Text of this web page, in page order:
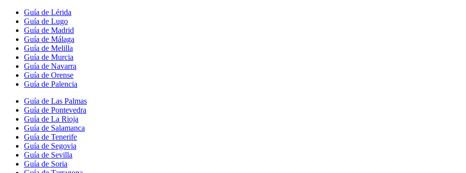
Guía de Lérida
Guía de Lugo
Guía de Madrid
Guía de Málaga
Guía de Melilla
Guía de Murcia
Guía de Navarra
Guía de Orense
Guía de Palencia
Guía de Las Palmas
Guía de Pontevedra
Guía de La Rioja
Guía de Salamanca
Guía de Tenerife
Guía de Segovia
Guía de Sevilla
Guía de Soria